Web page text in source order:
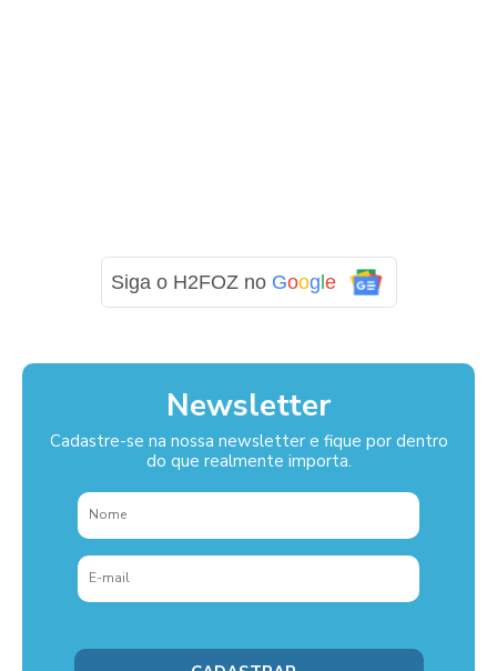
Siga o H2FOZ no Goog e
Newsletter
Cadastre-se na nossa newsletter e fique por dentro
do que realmente importa.